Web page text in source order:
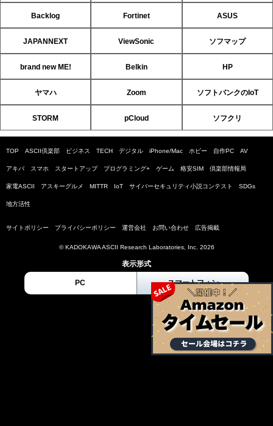
Backlog Fortinet ASUS
JAPANNEXT ViewSonic ソフマップ
brand new ME! Belkin HP
ヤマハ Zoom ソフトバンクのIoT
STORM pCloud ソフクリ
TOP ASCII倶楽部 ビジネス TECH デジタル iPhone/Mac ホビー 自作PC AV
アキバ スマホ スタートアップ プログラミング+ ゲーム 格安SIM 倶楽部情報局
家電ASCII アスキーグルメ MITTR IoT サイバーセキュリティ小説コンテスト SDGs
地方活性
サイトポリシー プライバシーポリシー 運営会社 お問い合わせ 広告掲載
© KADOKAWA ASCII Research Laboratories, Inc. 2026
表示形式
PC スマートフォン